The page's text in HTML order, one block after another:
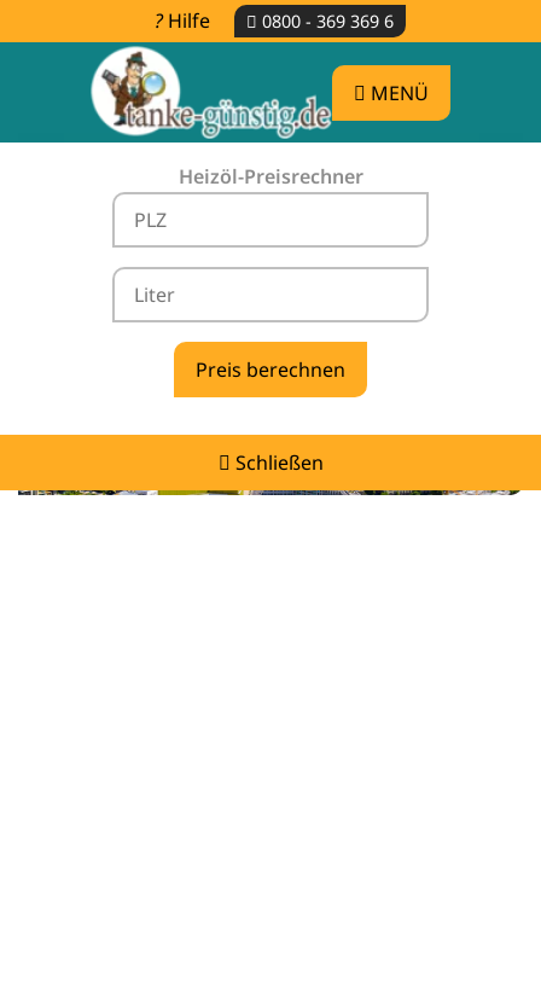
Hilfe 0800 - 369 369 6
MENÜ
Heizöl-Preisrechner
Schließen
Heizölpreise Schleswig-Holstein -
vergleichen & günstig tanken